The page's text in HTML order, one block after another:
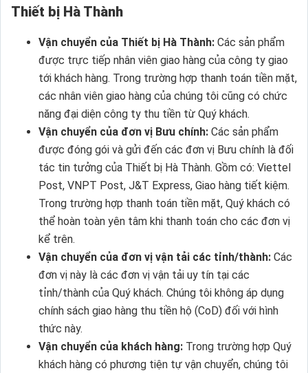
Thiết bị Hà Thành
Vận chuyển của Thiết bị Hà Thành: Các sản phẩm
được trực tiếp nhân viên giao hàng của công ty giao
tới khách hàng. Trong trường hợp thanh toán tiền mặt,
các nhân viên giao hàng của chúng tôi cũng có chức
năng đại diện công ty thu tiền từ Quý khách.
Vận chuyển của đơn vị Bưu chính: Các sản phẩm
được đóng gói và gửi đến các đơn vị Bưu chính là đối
tác tin tưởng của Thiết bị Hà Thành. Gồm có: Viettel
Post, VNPT Post, J&T Express, Giao hàng tiết kiệm.
Trong trường hợp thanh toán tiền mặt, Quý khách có
thể hoàn toàn yên tâm khi thanh toán cho các đơn vị
kể trên.
Vận chuyển của đơn vị vận tải các tỉnh/thành: Các
đơn vị này là các đơn vị vận tải uy tín tại các
tỉnh/thành của Quý khách. Chúng tôi không áp dụng
chính sách giao hàng thu tiền hộ (CoD) đối với hình
thức này.
Vận chuyển của khách hàng: Trong trường hợp Quý
khách hàng có phương tiện tự vận chuyển, chúng tôi